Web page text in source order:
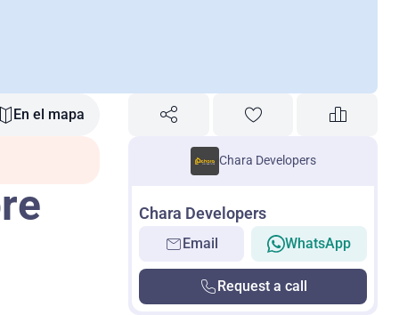
En el mapa
Chara Developers
Chara Developers
Email WhatsApp
Request a call